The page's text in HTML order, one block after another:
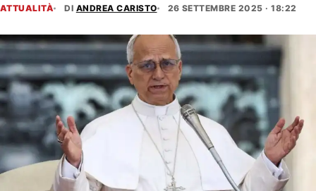
ATTUALITÀ DI ANDREA CARISTO 26 SETTEMBRE 2025 · 18:22